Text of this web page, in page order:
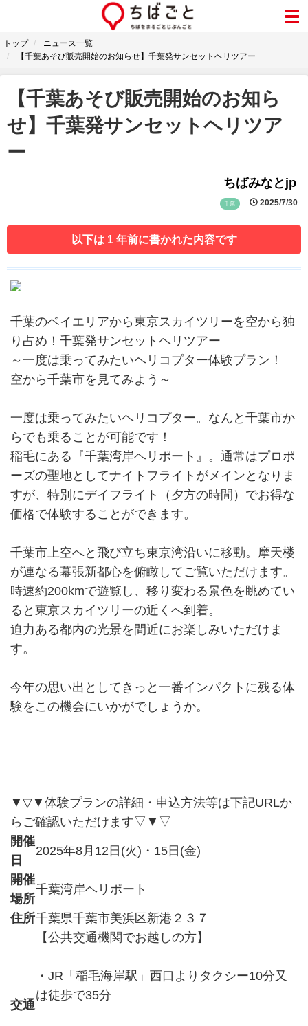
トップ
ニュース一覧
【千葉あそび販売開始のお知らせ】千葉発サンセットヘリツアー
【千葉あそび販売開始のお知ら
せ】千葉発サンセットヘリツア
ー
ちばみなとjp
千葉 2025/7/30
以下は 1 年前に書かれた内容です
千葉のベイエリアから東京スカイツリーを空から独
り占め！千葉発サンセットヘリツアー
～一度は乗ってみたいヘリコプター体験プラン！
空から千葉市を見てみよう～
一度は乗ってみたいヘリコプター。なんと千葉市か
らでも乗ることが可能です！
稲毛にある『千葉湾岸ヘリポート』。通常はプロポ
ーズの聖地としてナイトフライトがメインとなりま
すが、特別にデイフライト（夕方の時間）でお得な
価格で体験することができます。
千葉市上空へと飛び立ち東京湾沿いに移動。摩天楼
が連なる幕張新都心を俯瞰してご覧いただけます。
時速約200kmで遊覧し、移り変わる景色を眺めてい
ると東京スカイツリーの近くへ到着。
迫力ある都内の光景を間近にお楽しみいただけま
す。
今年の思い出としてきっと一番インパクトに残る体
験をこの機会にいかがでしょうか。
▼▽▼体験プランの詳細・申込方法等は下記URLか
らご確認いただけます▽▼▽
開催
日
2025年8月12日(火)・15日(金)
開催
場所
千葉湾岸ヘリポート
住所千葉県千葉市美浜区新港２３７
交通
【公共交通機関でお越しの方】
・JR「稲毛海岸駅」西口よりタクシー10分又
は徒歩で35分